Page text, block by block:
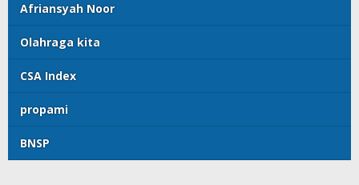
Afriansyah Noor
Olahraga kita
CSA Index
propami
BNSP